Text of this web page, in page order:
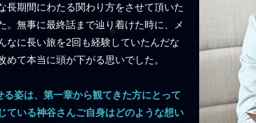
長期間にわたる関わり方をさせて頂いた
。無事に最終話まで辿り着けた時に、メ
なに長い旅を2回も経験していたんだな
めて本当に頭が下がる思いでした。
姿は、第一章から観てきた方にとって
ている神谷さんご自身はどのような想い